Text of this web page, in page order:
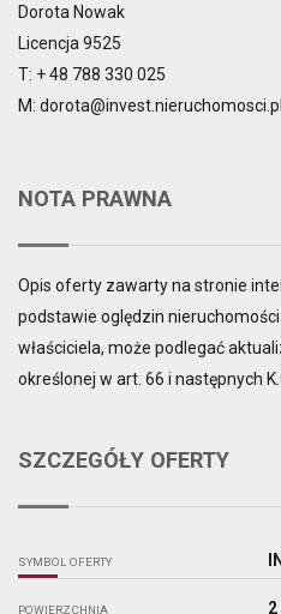
Dorota Nowak
Licencja 9525
T: + 48 788 330 025
M: dorota@invest.nieruchomosci.pl
NOTA PRAWNA
Opis oferty zawarty na stronie
podstawie oględzin
właściciela, może podlegać
określonej w art. 66 i następnych
SZCZEGÓŁY OFERTY
SYMBOL OFERTY
POWIERZCHNIA 2